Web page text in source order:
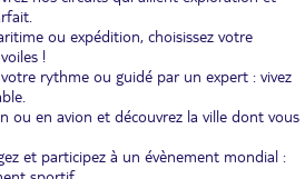
ou expédition, choisissez votre
!
rythme ou guidé par un expert : vivez
ou en avion et découvrez la ville dont vous
et participez à un évènement mondial :